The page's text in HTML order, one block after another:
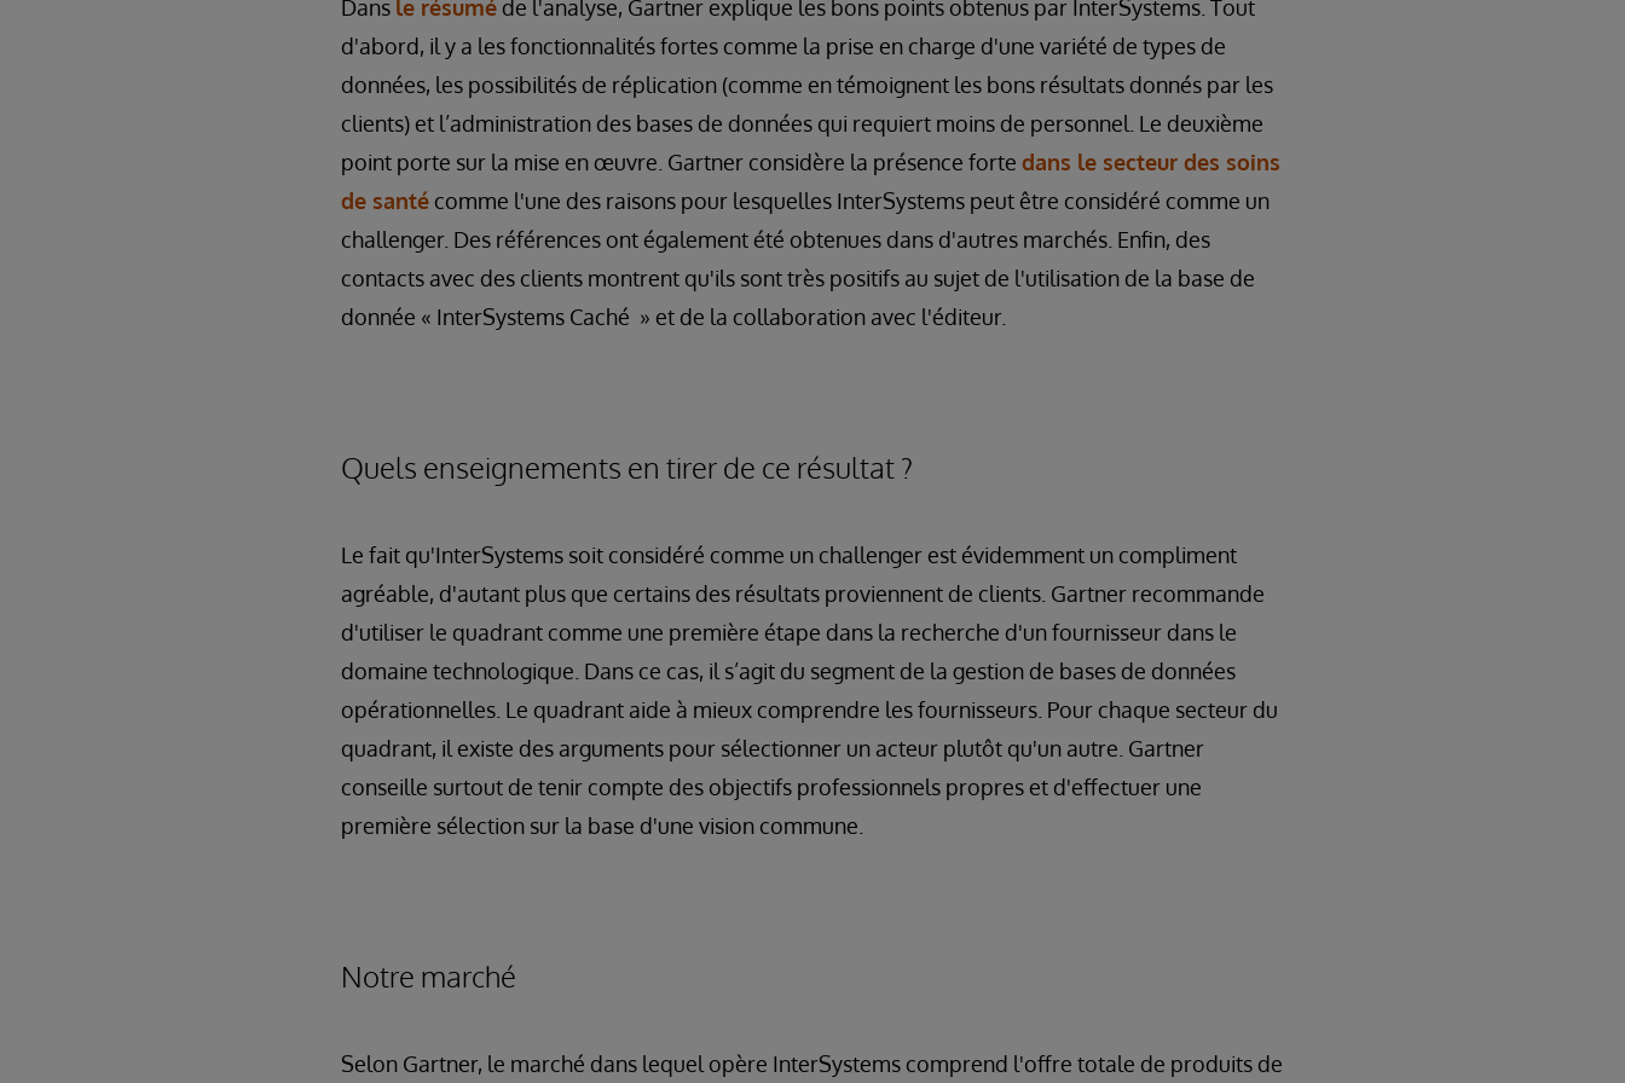
Dans le résumé de l'analyse, Gartner explique les bons points obtenus par InterSystems. Tout
d'abord, il y a les fonctionnalités fortes comme la prise en charge d'une variété de types de
données, les possibilités de réplication (comme en témoignent les bons résultats donnés par les
clients) et l’administration des bases de données qui requiert moins de personnel. Le deuxième
point porte sur la mise en œuvre. Gartner considère la présence forte dans le secteur des soins
de santé comme l'une des raisons pour lesquelles InterSystems peut être considéré comme un
challenger. Des références ont également été obtenues dans d'autres marchés. Enfin, des
contacts avec des clients montrent qu'ils sont très positifs au sujet de l'utilisation de la base de
donnée « InterSystems Caché » et de la collaboration avec l'éditeur.
Quels enseignements en tirer de ce résultat ?
Le fait qu'InterSystems soit considéré comme un challenger est évidemment un compliment
agréable, d'autant plus que certains des résultats proviennent de clients. Gartner recommande
d'utiliser le quadrant comme une première étape dans la recherche d'un fournisseur dans le
domaine technologique. Dans ce cas, il s’agit du segment de la gestion de bases de données
opérationnelles. Le quadrant aide à mieux comprendre les fournisseurs. Pour chaque secteur du
quadrant, il existe des arguments pour sélectionner un acteur plutôt qu'un autre. Gartner
conseille surtout de tenir compte des objectifs professionnels propres et d'effectuer une
première sélection sur la base d'une vision commune.
Notre marché
Selon Gartner, le marché dans lequel opère InterSystems comprend l'offre totale de produits de